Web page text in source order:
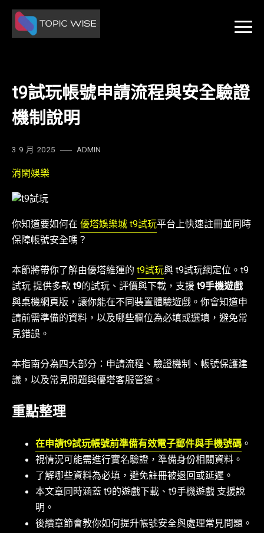
Skip
content
t9試玩帳號申請流程與安全驗證
機制說明
3 9 月 2025 ADMIN
消閑娛樂
你知道要如何在 優塔娛樂城 t9試玩平台上快速註冊並同時
保障帳號安全嗎？
本節將帶你了解由優塔維運的 t9試玩與 t9試玩網定位。t9
試玩 提供多款t9的試玩、評價與下載，支援t9手機遊戲
與桌機網頁版，讓你能在不同裝置體驗遊戲。你會知道申
請前需準備的資料，以及哪些欄位為必填或選填，避免常
見錯誤。
本指南分為四大部分：申請流程、驗證機制、帳號保護建
議，以及常見問題與優塔客服管道。
重點整理
在申請t9試玩帳號前準備有效電子郵件與手機號碼 。
視情況可能需進行實名驗證，準備身份相關資料。
了解哪些資料為必填，避免註冊被退回或延遲。
本文章同時涵蓋 t9的遊戲下載、t9手機遊戲 支援說
明。
後續章節會教你如何提升帳號安全與處理常見問題。